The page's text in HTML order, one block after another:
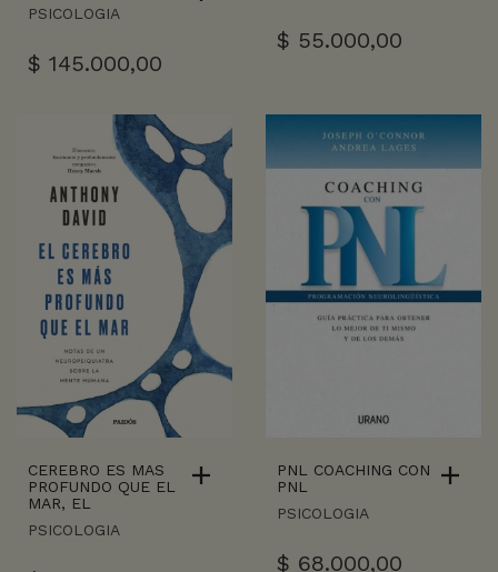
PSICOLOGIA
$ 145.000,00
$ 55.000,00
CEREBRO ES MAS
PROFUNDO QUE EL
MAR, EL
PSICOLOGIA
PNL COACHING CON
PNL
PSICOLOGIA
$ 68.000,00